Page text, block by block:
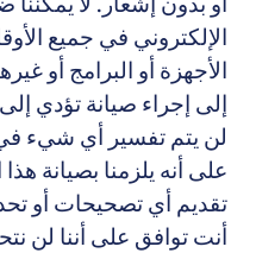
الإلكتروني في جميع
الأجهزة أو البرامج أو
إلى إجراء صيانة تؤدي إلى
لن يتم تفسير أي شيء في
على أنه يلزمنا بصيانة هذا
تقديم أي تصحيحات أو
أنت توافق على أننا لن